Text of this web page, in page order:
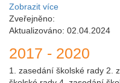
Zobrazit více
Zveřejněno:
Aktualizováno: 02.04.2024
2017 - 2020
1. zasedání školské rady 2.